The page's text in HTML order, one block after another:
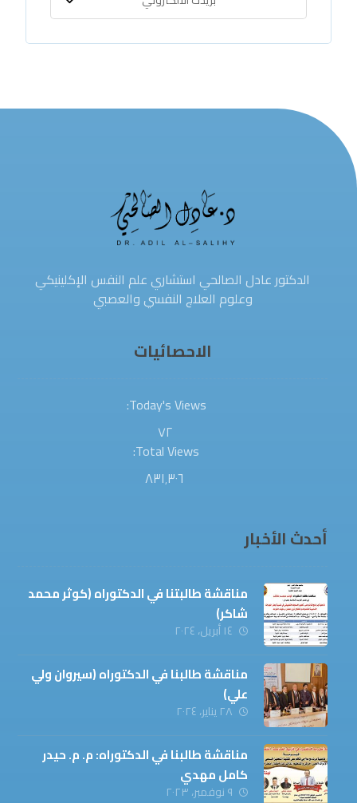
الدكتور عادل الصالحي استشاري علم النفس الإكلينيكي
وعلوم العلاج النفسي والعصبي
الاحصائيات
Today's Views:
٧٢
Total Views:
٨٣١٬٣٠٦
أحدث الأخبار
مناقشة طالبتنا في الدكتوراه (كوثر محمد
شاكر)
١٤ أبريل، ٢٠٢٤
مناقشة طالبنا في الدكتوراه (سيروان ولي
علي)
٢٨ يناير، ٢٠٢٤
مناقشة طالبنا في الدكتوراه: م. م. حيدر
كامل مهدي
٩ نوفمبر، ٢٠٢٣